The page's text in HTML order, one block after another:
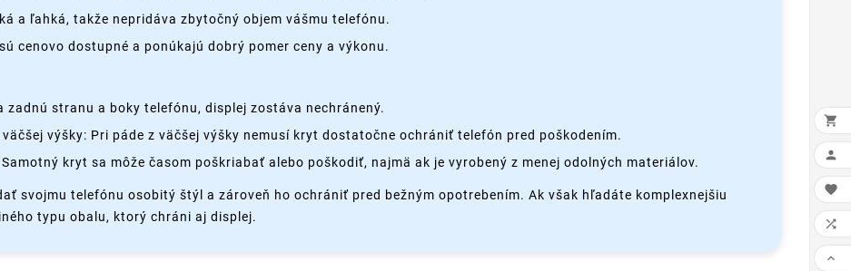
a ľahká, takže nepridáva zbytočný objem vášmu telefónu.
cenovo dostupné a ponúkajú dobrý pomer ceny a výkonu.
zadnú stranu a boky telefónu, displej zostáva nechránený.
výšky: Pri páde z väčšej výšky nemusí kryt dostatočne ochrániť telefón pred poškodením.
kryt sa môže časom poškriabať alebo poškodiť, najmä ak je vyrobený z menej odolných materiálov.
svojmu telefónu osobitý štýl a zároveň ho ochrániť pred bežným opotrebením. Ak však hľadáte komplexnejšiu
typu obalu, ktorý chráni aj displej.




